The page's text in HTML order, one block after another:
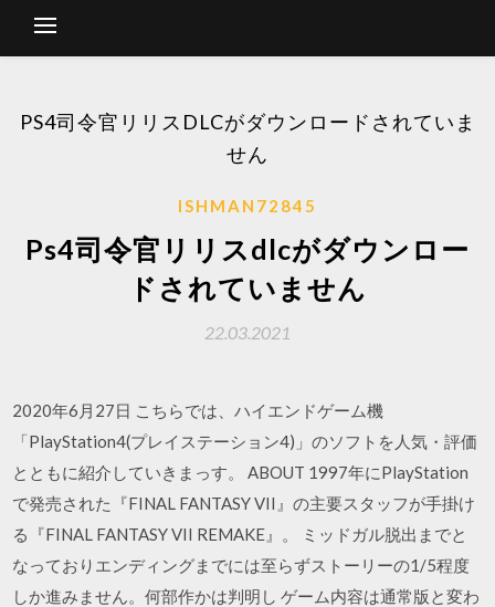
PS4司令官リリスDLCがダウンロードされていま
せん
ISHMAN72845
Ps4司令官リリスdlcがダウンロー
ドされていません
22.03.2021
2020年6月27日 こちらでは、ハイエンドゲーム機
「PlayStation4(プレイステーション4)」のソフトを人気・評価
とともに紹介していきまっす。 ABOUT 1997年にPlayStation
で発売された『FINAL FANTASY VII』の主要スタッフが手掛け
る『FINAL FANTASY VII REMAKE』。 ミッドガル脱出までと
なっておりエンディングまでには至らずストーリーの1/5程度
しか進みません。何部作かは判明し ゲーム内容は通常版と変わ